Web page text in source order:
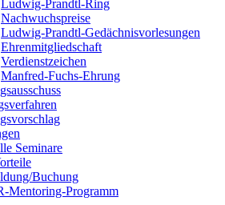
Ludwig-Prandtl-Ring
Nachwuchspreise
Ludwig-Prandtl-Gedächnisvorlesungen
Ehrenmitgliedschaft
Verdienstzeichen
Manfred-Fuchs-Ehrung
Seminare
Buchung
Mentoring-Programm